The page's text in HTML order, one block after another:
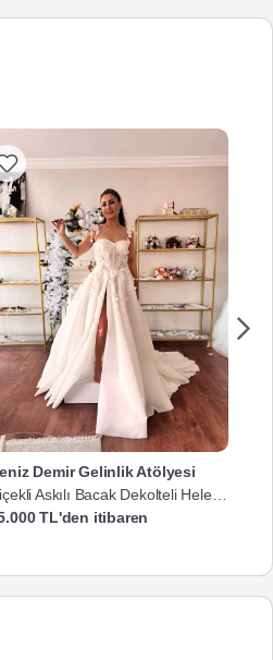
Demir Gelinlik Atölyesi
Askılı Bacak Dekolteli Helen
TL'den itibaren